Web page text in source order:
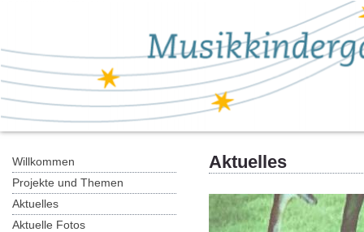
Willkommen
Projekte und Themen
Aktuelles
Aktuelle Fotos
Aktuelles